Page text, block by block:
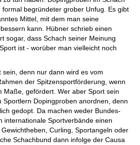
formal begründeter grober Unfug. Es gibt
Mittel, mit dem man seine
kann. Hübner schrieb einen
sogar, dass Schach seiner Meinung
ist - worüber man vielleicht noch
sein, denn nur dann wird es vom
der Spitzensportförderung, wenn
Maße, gefördert. Wer aber Sport sein
Sportlern Dopingproben anordnen, denn
gedopt. Da machen weder Bundes-
internationale Sportverbände einen
Curling, Sportangeln oder
Schachbund dann infolge der Causa